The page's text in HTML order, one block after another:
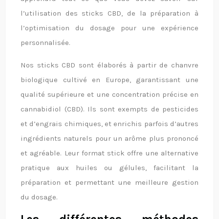
l’utilisation des sticks CBD, de la préparation à
l’optimisation du dosage pour une expérience
personnalisée.
Nos sticks CBD sont élaborés à partir de chanvre
biologique cultivé en Europe, garantissant une
qualité supérieure et une concentration précise en
cannabidiol (CBD). Ils sont exempts de pesticides
et d’engrais chimiques, et enrichis parfois d’autres
ingrédients naturels pour un arôme plus prononcé
et agréable. Leur format stick offre une alternative
pratique aux huiles ou gélules, facilitant la
préparation et permettant une meilleure gestion
du dosage.